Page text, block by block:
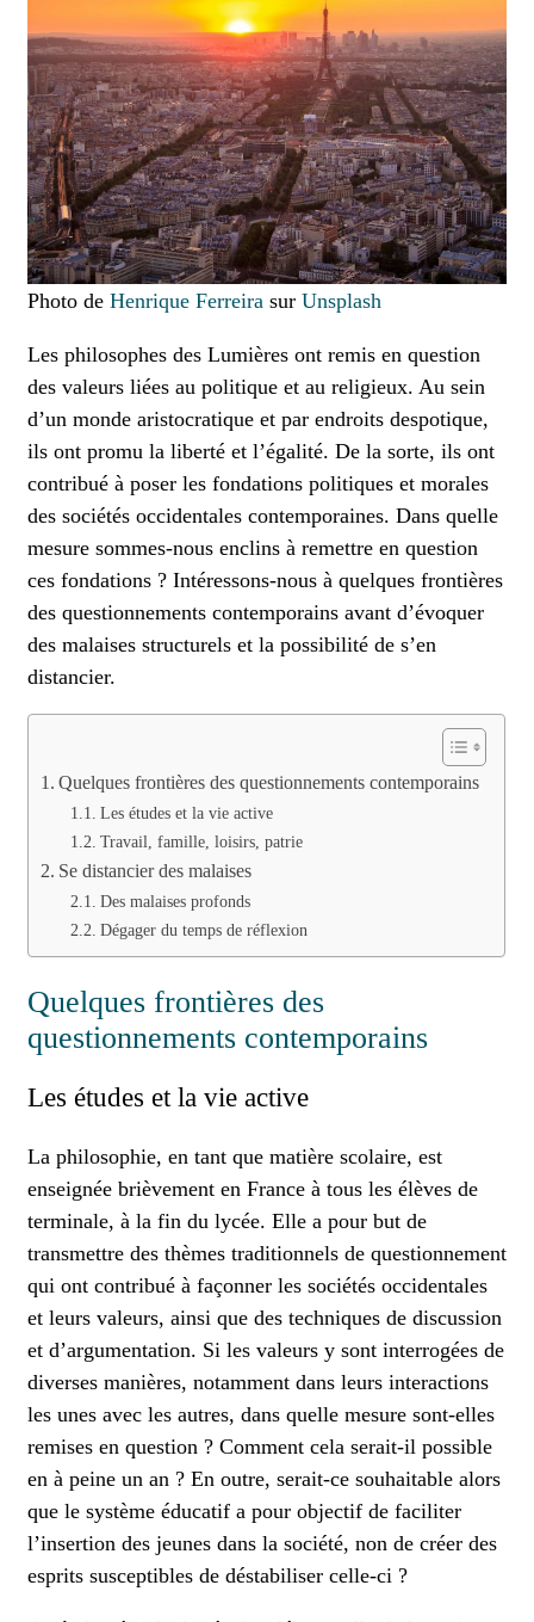
Photo de Henrique Ferreira sur Unsplash
Les philosophes des Lumières ont remis en question
des valeurs liées au politique et au religieux. Au sein
d’un monde aristocratique et par endroits despotique,
ils ont promu la liberté et l’égalité. De la sorte, ils ont
contribué à poser les fondations politiques et morales
des sociétés occidentales contemporaines. Dans quelle
mesure sommes-nous enclins à remettre en question
ces fondations ? Intéressons-nous à quelques frontières
des questionnements contemporains avant d’évoquer
des malaises structurels et la possibilité de s’en
distancier.
Quelques frontières des questionnements contemporains
Les études et la vie active
Travail, famille, loisirs, patrie
Se distancier des malaises
Des malaises profonds
Dégager du temps de réflexion
Quelques frontières des
questionnements contemporains
Les études et la vie active
La philosophie, en tant que matière scolaire, est
enseignée brièvement en France à tous les élèves de
terminale, à la fin du lycée. Elle a pour but de
transmettre des thèmes traditionnels de questionnement
qui ont contribué à façonner les sociétés occidentales
et leurs valeurs, ainsi que des techniques de discussion
et d’argumentation. Si les valeurs y sont interrogées de
diverses manières, notamment dans leurs interactions
les unes avec les autres, dans quelle mesure sont-elles
remises en question ? Comment cela serait-il possible
en à peine un an ? En outre, serait-ce souhaitable alors
que le système éducatif a pour objectif de faciliter
l’insertion des jeunes dans la société, non de créer des
esprits susceptibles de déstabiliser celle-ci ?